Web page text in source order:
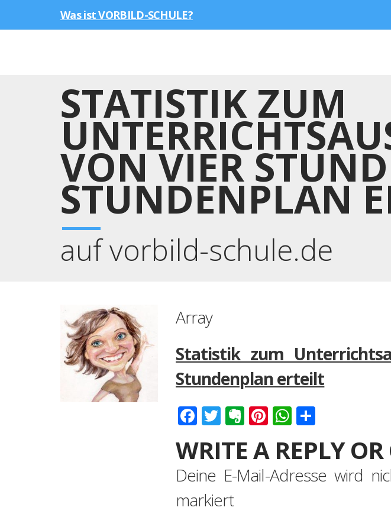
Was ist VORBILD-SCHULE?
STATISTIK ZUM
VON VIER
TUNDENPLAN
auf vorbild-schule.de
Array
Statistik zum
Stundenplan erteilt
Facebook
Twitter
Evernote
Pinterest
WhatsApp
WRITE A REPLY
Deine E-Mail-Adresse wird
markiert